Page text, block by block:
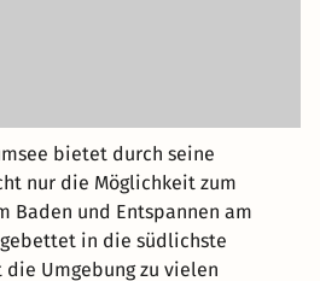
bietet durch seine
nur die Möglichkeit zum
Baden und Entspannen am
in die südlichste
Umgebung zu vielen